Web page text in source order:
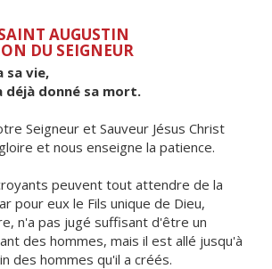
AUGUSTIN
DU SEIGNEUR
sa vie,
déjà donné sa mort.
Seigneur et Sauveur Jésus Christ
et nous enseigne la patience.
peuvent tout attendre de la
pour eux le Fils unique de Dieu,
n'a pas jugé suffisant d'être un
des hommes, mais il est allé jusqu'à
des hommes qu'il a créés.